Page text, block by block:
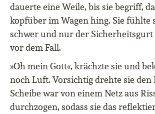
dauerte eine Weile, bis sie begriff,
kopfüber im Wagen hing. Sie fühlte
schwer und nur der Sicherheitsgurt
vor dem Fall.
»Oh mein Gott«, krächzte sie und
noch Luft. Vorsichtig drehte sie den
Scheibe war von einem Netz aus
durchzogen, sodass sie das